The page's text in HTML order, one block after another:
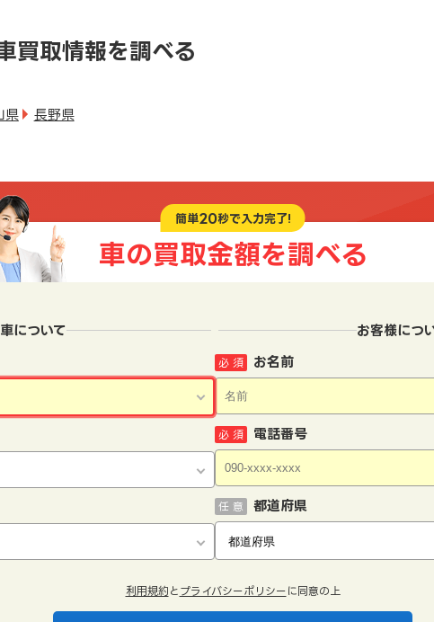
買取情報を調べる
県 長野県
簡単20秒で入力完了!
車の買取金額を調べる
について お客様につ
お名前
必 須
電話番号
必 須
都道府県
任 意
利用規約 と プライバシーポリシー に同意の上